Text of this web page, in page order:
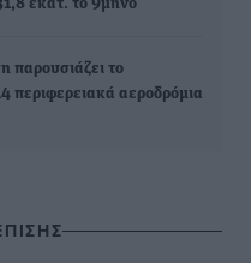
εκατ. το 9μηνο
παρουσιάζει το
περιφερειακά αεροδρόμια